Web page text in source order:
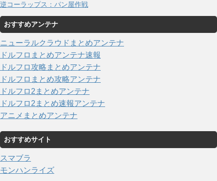
逆コーラップス：パン屋作戦
おすすめアンテナ
ニューラルクラウドまとめアンテナ
ドルフロまとめアンテナ速報
ドルフロ攻略まとめアンテナ
ドルフロまとめ攻略アンテナ
ドルフロ2まとめアンテナ
ドルフロ2まとめ速報アンテナ
アニメまとめアンテナ
おすすめサイト
スマブラ
モンハンライズ